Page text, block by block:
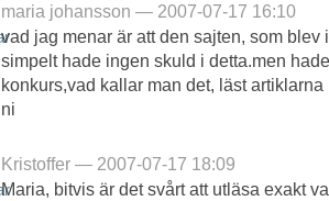
maria johansson — 2007-07-17 16:10
vad jag menar är att den sajten, som
simpelt hade ingen skuld i detta.men
konkurs,vad kallar man det, läst
ni
Kristoffer — 2007-07-17 18:09
Maria, bitvis är det svårt att utläsa exakt